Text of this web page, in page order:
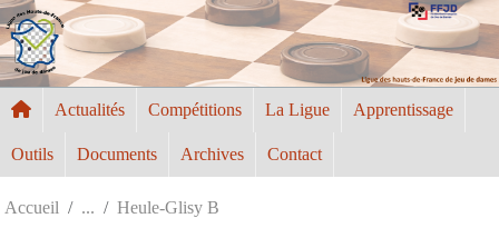
Actualités Compétitions La Ligue Apprentissage
Outils Documents Archives Contact
Accueil Heule-Glisy B
Panneau de gestion des cookies